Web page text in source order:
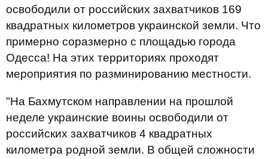
освободили от российских захватчиков 169
квадратных километров украинской земли. Что
примерно соразмерно с площадью города
Одесса! На этих территориях проходят
мероприятия по разминированию местности.
"На Бахмутском направлении на прошлой
неделе украинские воины освободили от
российских захватчиков 4 квадратных
километра родной земли. В общей сложности